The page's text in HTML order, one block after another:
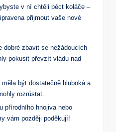
v ní chtěli péct koláče –
přijmout vaše nové
dobré zbavit se nežádoucích
pokusit převzít vládu nad
měla být dostatečně hluboká a
rozrůstat.
přírodního hnojiva nebo
vám později poděkují!